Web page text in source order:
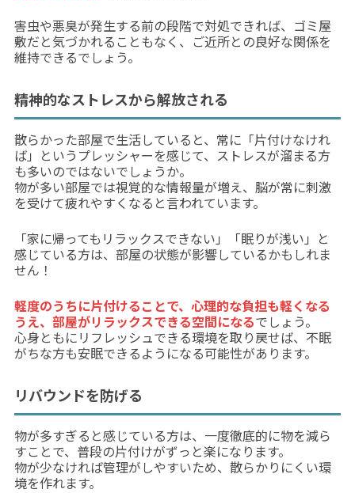
害虫や悪臭が発生する前の段階で対処できれば、ゴミ屋
敷だと気づかれることもなく、ご近所との良好な関係を
維持できるでしょう。
精神的なストレスから解放される
散らかった部屋で生活していると、常に「片付けなけれ
ば」というプレッシャーを感じて、ストレスが溜まる方
も多いのではないでしょうか。
物が多い部屋では視覚的な情報量が増え、脳が常に刺激
を受けて疲れやすくなると言われています。
「家に帰ってもリラックスできない」「眠りが浅い」と
感じている方は、部屋の状態が影響しているかもしれま
せん！
軽度のうちに片付けることで、心理的な負担も軽くなる
うえ、部屋がリラックスできる空間になるでしょう。
心身ともにリフレッシュできる環境を取り戻せば、不眠
がちな方も安眠できるようになる可能性があります。
リバウンドを防げる
物が多すぎると感じている方は、一度徹底的に物を減ら
すことで、普段の片付けがずっと楽になります。
物が少なければ管理がしやすいため、散らかりにくい環
境を作れます。